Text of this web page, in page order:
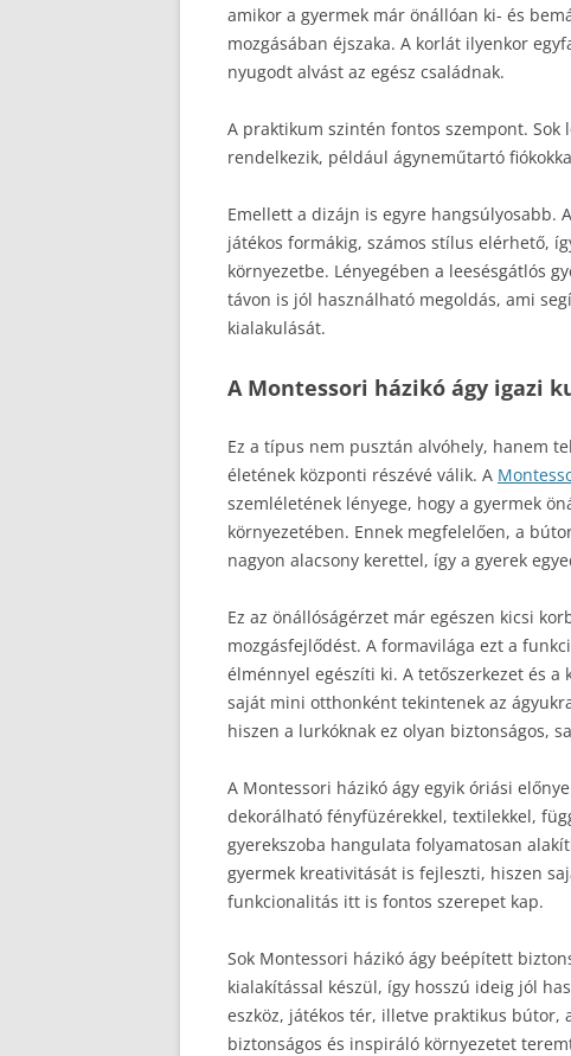
amikor a gyermek már önállóan ki- és
mozgásában éjszaka. A korlát ilyenkor
nyugodt alvást az egész családnak.
A praktikum szintén fontos szempont. Sok
rendelkezik, például ágyneműtartó
Emellett a dizájn is egyre hangsúlyosabb.
játékos formákig, számos stílus elérhető,
környezetbe. Lényegében a leesésgátlós
távon is jól használható megoldás, ami
kialakulását.
A Montessori házikó ágy igazi
Ez a típus nem pusztán alvóhely, hanem
életének központi részévé válik. A
szemléletének lényege, hogy a gyermek
környezetében. Ennek megfelelően, a
nagyon alacsony kerettel, így a gyerek
Ez az önállóságérzet már egészen kicsi
mozgásfejlődést. A formavilága ezt a
élménnyel egészíti ki. A tetőszerkezet és
saját mini otthonként tekintenek az
hiszen a lurkóknak ez olyan biztonságos,
A Montessori házikó ágy egyik óriási
dekorálható fényfüzérekkel, textilekkel,
gyerekszoba hangulata folyamatosan
gyermek kreativitását is fejleszti, hiszen
funkcionalitás itt is fontos szerepet kap.
Sok Montessori házikó ágy beépített
kialakítással készül, így hosszú ideig jól
eszköz, játékos tér, illetve praktikus bútor,
biztonságos és inspiráló környezetet